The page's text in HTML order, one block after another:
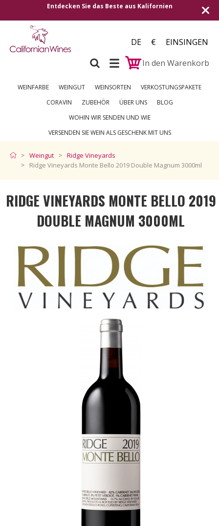
Versand in alle europäischen
250 €
DE €
EINSINGEN
In den Warenkorb
WEINFARBE WEINGUT WEINSORTEN
VERKOSTUNGSPAKETE
CORAVIN
ZUBEHÖR ÜBER UNS
BLOG
WOHIN WIR SENDEN UND WIE
VERSENDEN SIE WEIN ALS GESCHENK MIT UNS
Weingut
Ridge Vineyards
Ridge Vineyards Monte Bello 2019 Double Magnum 3000ml
RIDGE VINEYARDS MONTE BELLO 2019
DOUBLE MAGNUM 3000ML